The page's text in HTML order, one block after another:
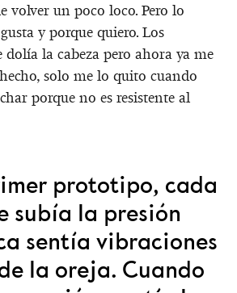
volver un poco loco. Pero lo
y porque quiero. Los
dolía la cabeza pero ahora ya me
solo me lo quito cuando
porque no es resistente al
prototipo, cada
subía la presión
sentía vibraciones
la oreja. Cuando